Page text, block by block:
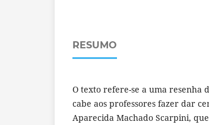
RESUMO
O texto refere-se a uma resenha
cabe aos professores fazer dar
Aparecida Machado Scarpini,